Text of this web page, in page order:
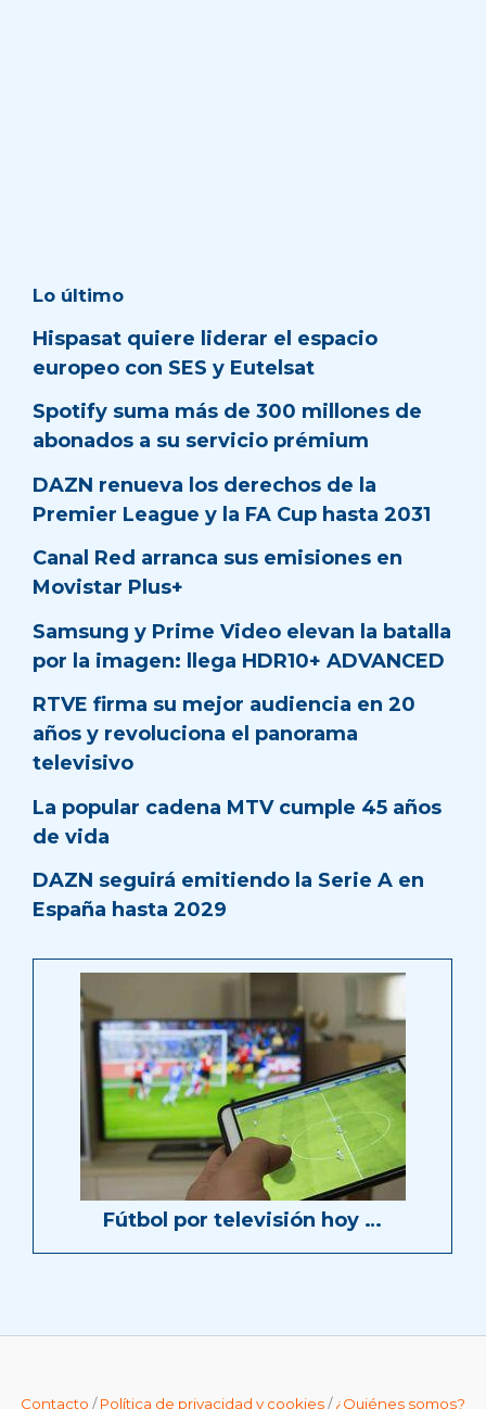
Lo último
Hispasat quiere liderar el espacio
europeo con SES y Eutelsat
Spotify suma más de 300 millones de
abonados a su servicio prémium
DAZN renueva los derechos de la
Premier League y la FA Cup hasta 2031
Canal Red arranca sus emisiones en
Movistar Plus+
Samsung y Prime Video elevan la batalla
por la imagen: llega HDR10+ ADVANCED
RTVE firma su mejor audiencia en 20
años y revoluciona el panorama
televisivo
La popular cadena MTV cumple 45 años
de vida
DAZN seguirá emitiendo la Serie A en
España hasta 2029
Fútbol por televisión hoy …
Contacto /Política de privacidad y cookies/¿Quiénes somos?